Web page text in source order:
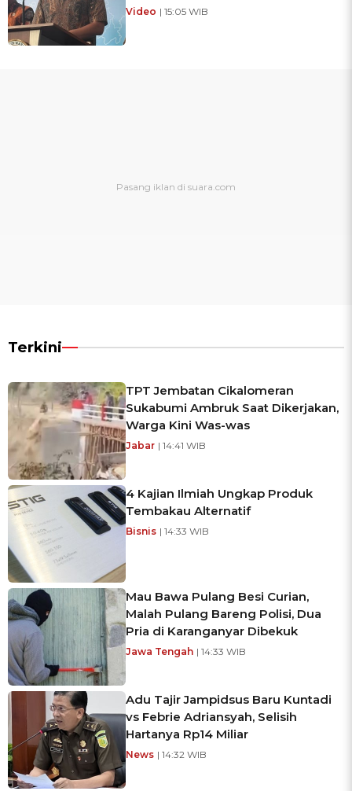
Video | 15:05 WIB
Terkini
TPT Jembatan Cikalomeran
Sukabumi Ambruk Saat Dikerjakan,
Warga Kini Was-was
Jabar | 14:41 WIB
4 Kajian Ilmiah Ungkap Produk
Tembakau Alternatif
Bisnis | 14:33 WIB
Mau Bawa Pulang Besi Curian,
Malah Pulang Bareng Polisi, Dua
Pria di Karanganyar Dibekuk
Jawa Tengah | 14:33 WIB
Adu Tajir Jampidsus Baru Kuntadi
vs Febrie Adriansyah, Selisih
Hartanya Rp14 Miliar
News | 14:32 WIB